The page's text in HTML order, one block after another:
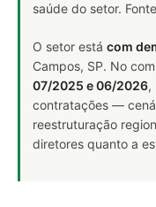
saúde do setor.
O setor está com
Campos, SP. No
07/2025 e 06/2026,
contratações —
reestruturação
diretores quanto a